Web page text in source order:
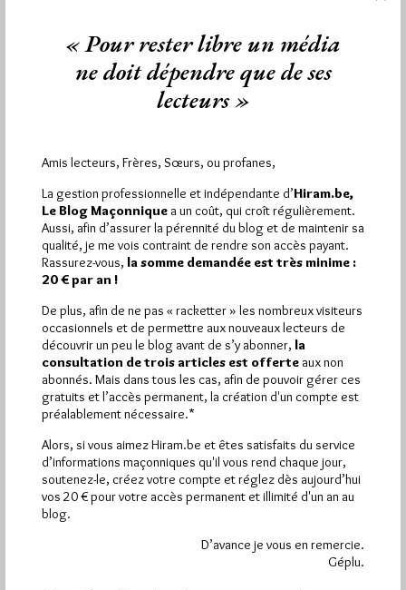
Maçonniques 0 commentaire
visiteset3 133 pagesont été lues (Source :
Pirsch.io)
Plus d’informations
Quels sont les articles les plus lus du blog ?
Abonnement aux Newsletters - RSS
« Pour rester libre un média
ne doit dépendre que de ses
lecteurs »
Amis lecteurs, Frères, Sœurs, ou profanes,
La gestion professionnelle et indépendante d’Hiram.be,
Le Blog Maçonnique a un coût, qui croît régulièrement.
Aussi, afin d’assurer la pérennité du blog et de maintenir sa
qualité, je me vois contraint de rendre son accès payant.
Rassurez-vous, la somme demandée est très minime :
20 € par an !
De plus, afin de ne pas « racketter » les nombreux visiteurs
occasionnels et de permettre aux nouveaux lecteurs de
découvrir un peu le blog avant de s’y abonner, la
consultation de trois articles est offerte aux non
abonnés. Mais dans tous les cas, afin de pouvoir gérer ces
gratuits et l’accès permanent, la création d'un compte est
préalablement nécessaire.*
Alors, si vous aimez Hiram.be et êtes satisfaits du service
d’informations maçonniques qu'il vous rend chaque jour,
soutenez-le, créez votre compte et réglez dès aujourd’hui
vos 20 € pour votre accès permanent et illimité d'un an au
blog.
D’avance je vous en remercie.
Géplu.